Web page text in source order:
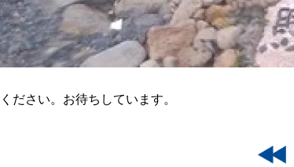
ださい。お待ちしています。